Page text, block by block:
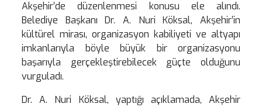
Akşehir’de düzenlenmesi konusu ele alındı.
Belediye Başkanı Dr. A. Nuri Köksal, Akşehir’in
kültürel mirası, organizasyon kabiliyeti ve altyapı
imkanlarıyla böyle büyük bir organizasyonu
başarıyla gerçekleştirebilecek güçte olduğunu
vurguladı.
Dr. A. Nuri Köksal, yaptığı açıklamada, Akşehir